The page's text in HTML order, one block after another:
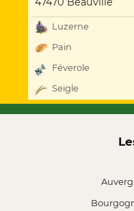
Luzerne
Pain
Féverole
Seigle